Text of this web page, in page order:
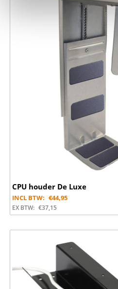
CPU houder De Luxe
INCL BTW: €44,95
EX BTW: €37,15